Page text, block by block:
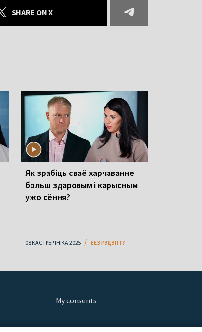
SHARE ON X
Як зрабіць сваё харчаванне
больш здаровым і карысным
ужо сёння?
08 КАСТРЫЧНІКА 2025 БЕЗ РЭЦЭПТУ
My consents